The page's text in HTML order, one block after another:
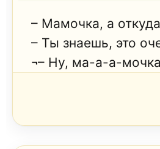
– Мамочка, а
– Ты знаешь, это
¬– Ну, ма-а-а-